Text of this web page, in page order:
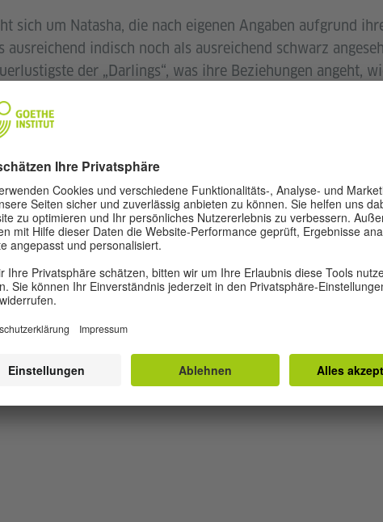
sich um Natasha, die nach eigenen Angaben aufgrund
indisch noch als ausreichend schwarz
der „Darlings“, was ihre Beziehungen angeht,
zu Sizwe und ihre unerwartete Heirat mit Hasim zeigen.
Farhana und Sofia, die zusammen mit Natasha eine
WhatsApp-Gruppe „Darlings“ gefestigt wird. In der
und vieles mehr statt, was sie zu einer Art digitalem
in erster Linie für ihre akademische Arbeit
SoPhia (2012), der für den UJ Prize for Creative
Award bei den SA Literary Awards (2013) nominiert war.
der Anthologie Africa39 veröffentlicht wurde, machte sie
die von der UNESCO geehrt wurden. Im Jahr 2019
for Humanities and Social Sciences (NIHSS) für ihren
der sich mit Menschenhandel befasst.